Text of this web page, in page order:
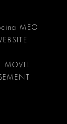
MEO
MOVIE